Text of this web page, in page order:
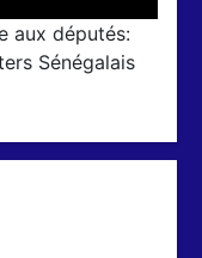
aux députés:
Sénégalais